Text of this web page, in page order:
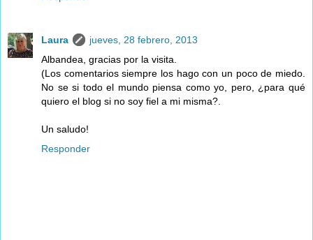
Laura
jueves, 28 febrero, 2013
Albandea, gracias por la visita.
(Los comentarios siempre los hago con un poco de miedo.
No se si todo el mundo piensa como yo, pero, ¿para qué
quiero el blog si no soy fiel a mi misma?.
Un saludo!
Responder